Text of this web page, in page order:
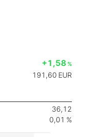
+1,58 %
191,60 EUR
36,12
0,01 %